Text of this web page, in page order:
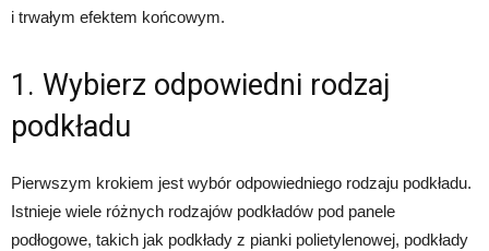
i trwałym efektem końcowym.
1. Wybierz odpowiedni rodzaj
podkładu
Pierwszym krokiem jest wybór odpowiedniego rodzaju podkładu.
Istnieje wiele różnych rodzajów podkładów pod panele
podłogowe, takich jak podkłady z pianki polietylenowej, podkłady